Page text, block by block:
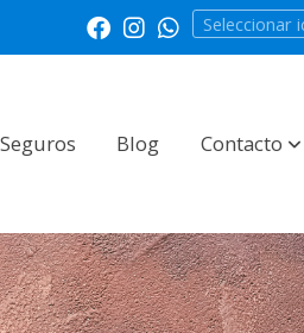
Seleccionar
Blog Contacto